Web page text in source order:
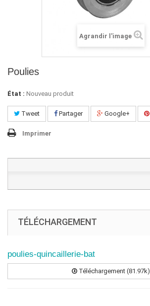
Agrandir l'image
Poulies
État : Nouveau produit
Tweet Partager Google+
Imprimer
TÉLÉCHARGEMENT
poulies-quincaillerie-bat
Téléchargement (81.97k)